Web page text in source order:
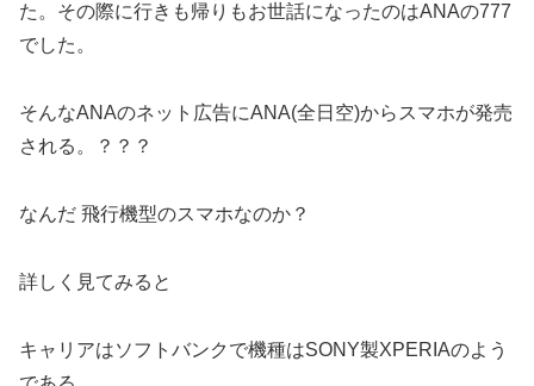
た。その際に行きも帰りもお世話になったのはANAの777
でした。
そんなANAのネット広告にANA(全日空)からスマホが発売
される。？？？
なんだ 飛行機型のスマホなのか？
詳しく見てみると
キャリアはソフトバンクで機種はSONY製XPERIAのよう